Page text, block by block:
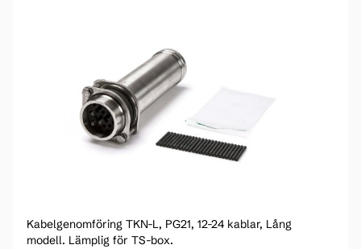
Kabelgenomföring TKN-L, PG21, 12-24 kablar, Lång
modell. Lämplig för TS-box.